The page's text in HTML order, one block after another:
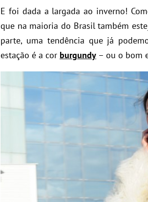
E foi dada a largada ao inverno!
que na maioria do Brasil também
parte, uma tendência que já
estação é a cor burgundy – ou o bom